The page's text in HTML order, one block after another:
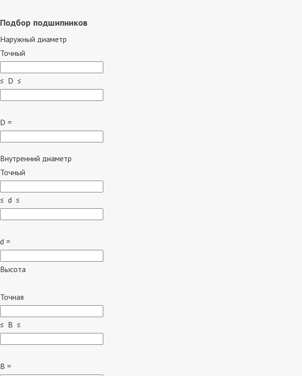
Подбор подшипников
Наружный диаметр
Точный
≤ D ≤
D =
Внутренний диаметр
Точный
≤ d ≤
d =
Высота
Точная
≤ B ≤
B =